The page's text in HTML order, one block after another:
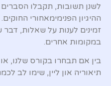
לשנן תשובות, תקבלו
ההיגיון הפנימימאחורי
זמינים לענות על שאלות,
במקומות אחרים.
בין אם תבחרו בקורס שלנו,
תיאוריה און ליין, שימו לב